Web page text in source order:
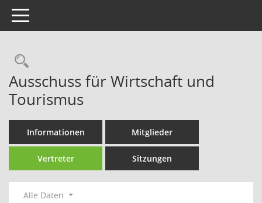
Toggle navigation
Rechercheauswahl
Ausschuss für Wirtschaft und
Tourismus
Informationen Mitglieder
Vertreter Sitzungen
Alle Daten